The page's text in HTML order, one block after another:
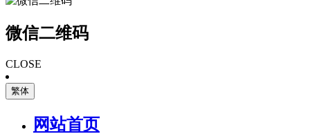
微信二维码
CLOSE
繁体
网站首页